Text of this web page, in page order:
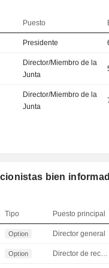
Puesto
Presidente
Director/Miembro de la
Junta
Director/Miembro de la
Junta
bien
Tipo Puesto principal
Option Director general
Option